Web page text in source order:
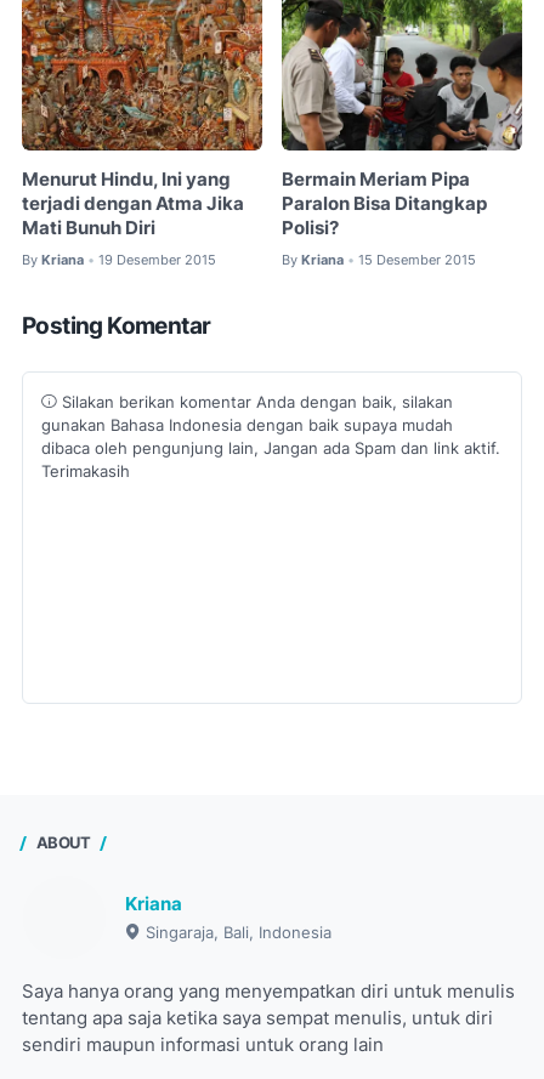
Menurut Hindu, Ini yang
terjadi dengan Atma Jika
Mati Bunuh Diri
By Kriana • 19 Desember 2015
Bermain Meriam Pipa
Paralon Bisa Ditangkap
Polisi?
By Kriana • 15 Desember 2015
Posting Komentar
Silakan berikan komentar Anda dengan baik, silakan
gunakan Bahasa Indonesia dengan baik supaya mudah
dibaca oleh pengunjung lain, Jangan ada Spam dan link aktif.
Terimakasih
ABOUT
Kriana
Singaraja, Bali, Indonesia
Saya hanya orang yang menyempatkan diri untuk menulis
tentang apa saja ketika saya sempat menulis, untuk diri
sendiri maupun informasi untuk orang lain